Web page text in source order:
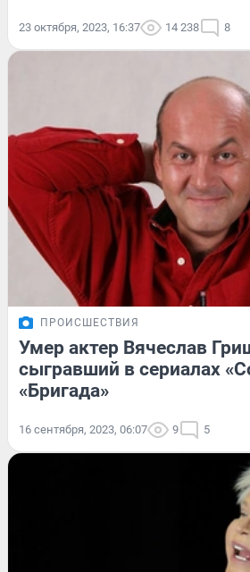
23 октября, 2023, 16:37 14 238 8
ПРОИСШЕСТВИЯ
Умер актер Вячеслав
сыгравший в сериалах
«Бригада»
16 сентября, 2023, 06:07 9 5